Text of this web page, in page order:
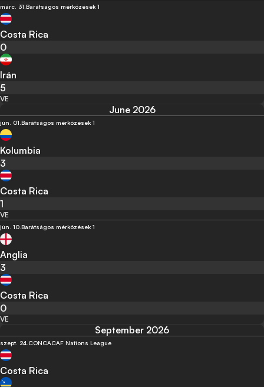
márc. 31.Barátságos mérkőzések 1
Costa Rica
0
Irán
5
VE
June 2026
jún. 01.Barátságos mérkőzések 1
Kolumbia
3
Costa Rica
1
VE
jún. 10.Barátságos mérkőzések 1
Anglia
3
Costa Rica
0
VE
September 2026
szept. 24.CONCACAF Nations League
Costa Rica